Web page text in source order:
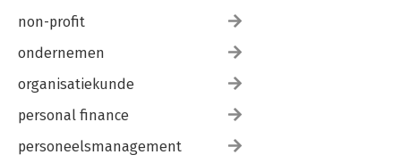
non-profit
ondernemen
organisatiekunde
personal finance
personeelsmanagement